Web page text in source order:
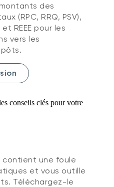
des
(RPC, RRQ, PSV),
et REEE pour les
vers les
contient une foule
et vous outille
Téléchargez-le